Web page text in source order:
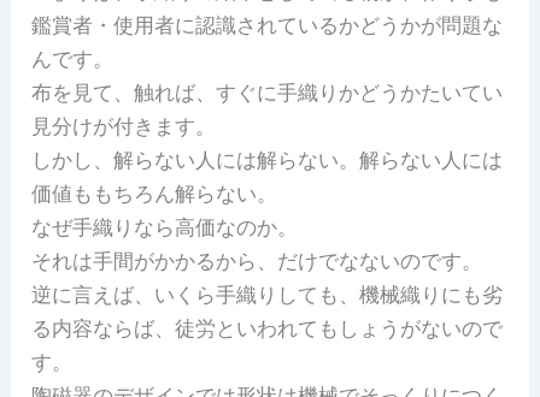
鑑賞者・使用者に認識されているかどうかが問題な
んです。
布を見て、触れば、すぐに手織りかどうかたいてい
見分けが付きます。
しかし、解らない人には解らない。解らない人には
価値ももちろん解らない。
なぜ手織りなら高価なのか。
それは手間がかかるから、だけでなないのです。
逆に言えば、いくら手織りしても、機械織りにも劣
る内容ならば、徒労といわれてもしょうがないので
す。